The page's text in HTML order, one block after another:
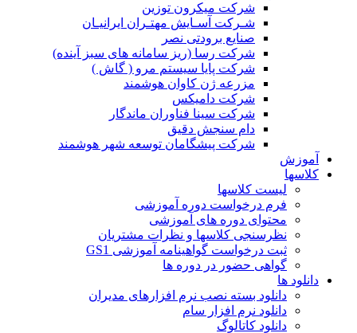
شرکت میکرون توزین
شـرکت آسـایش مهتـران ایرانیـان
صنایع برودتی نصر
شرکت رسا (ریز سامانه های سبز آینده)
شرکت پایا سیستم مرو ( گاش )
مزرعه ژن کاوان هوشمند
شرکت دامیکس
شرکت سینا فناوران ماندگار
دام سنجش دقیق
شرکت پیشگامان توسعه شهر هوشمند
آموزش
کلاسها
لیست کلاسها
فرم درخواست دوره آموزشی
محتوای دوره های آموزشی
نظرسنجی کلاسها و نظرات مشتریان
ثبت درخواست گواهینامه آموزشی GS1
گواهی حضور در دوره ها
دانلود ها
دانلود بسته نصب نرم افزارهای مدیران
دانلود نرم افزار سام
دانلود کاتالوگ